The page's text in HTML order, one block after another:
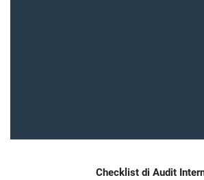
Checklist di Audit